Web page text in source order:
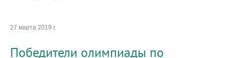
27 марта 2019 г.
Победители олимпиады по